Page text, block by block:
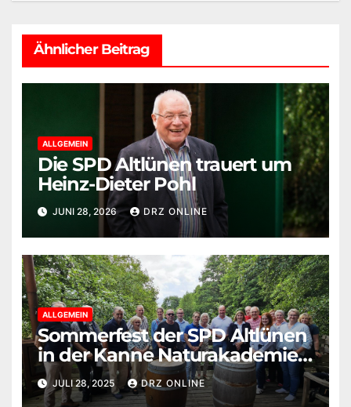
Ähnlicher Beitrag
ALLGEMEIN
Die SPD Altlünen trauert um
Heinz-Dieter Pohl
JUNI 28, 2026 DRZ ONLINE
ALLGEMEIN
Sommerfest der SPD Altlünen
in der Kanne Naturakademie:
Politik trifft auf Brot, Bildung
und Begegnung
JULI 28, 2025 DRZ ONLINE